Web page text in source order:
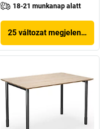
18-21 munkanap alatt
25 változat megjelenítése